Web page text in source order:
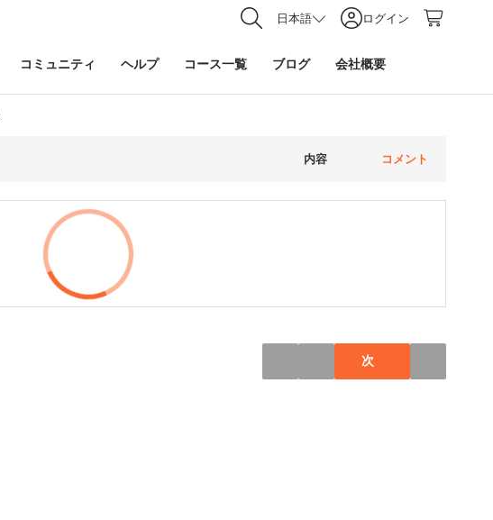
日本語 ログイン
コミュニティ ヘルプ コース一覧 ブログ 会社概要
内容 コメント
次